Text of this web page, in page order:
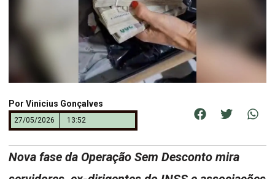
Por Vinicius Gonçalves
27/05/2026 13:52
Nova fase da Operação Sem Desconto mira